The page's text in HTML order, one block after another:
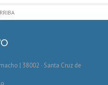
| 38002 · Santa Cruz de